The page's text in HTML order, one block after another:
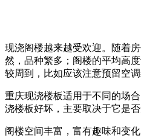
现浇阁楼越来越受欢迎。随着
然，品种繁多；阁楼的平均高
较周到，比如应该注意预留空
重庆现浇楼板适用于不同的场
浇楼板好坏，主要取决于它是
阁楼空间丰富，富有趣味和变